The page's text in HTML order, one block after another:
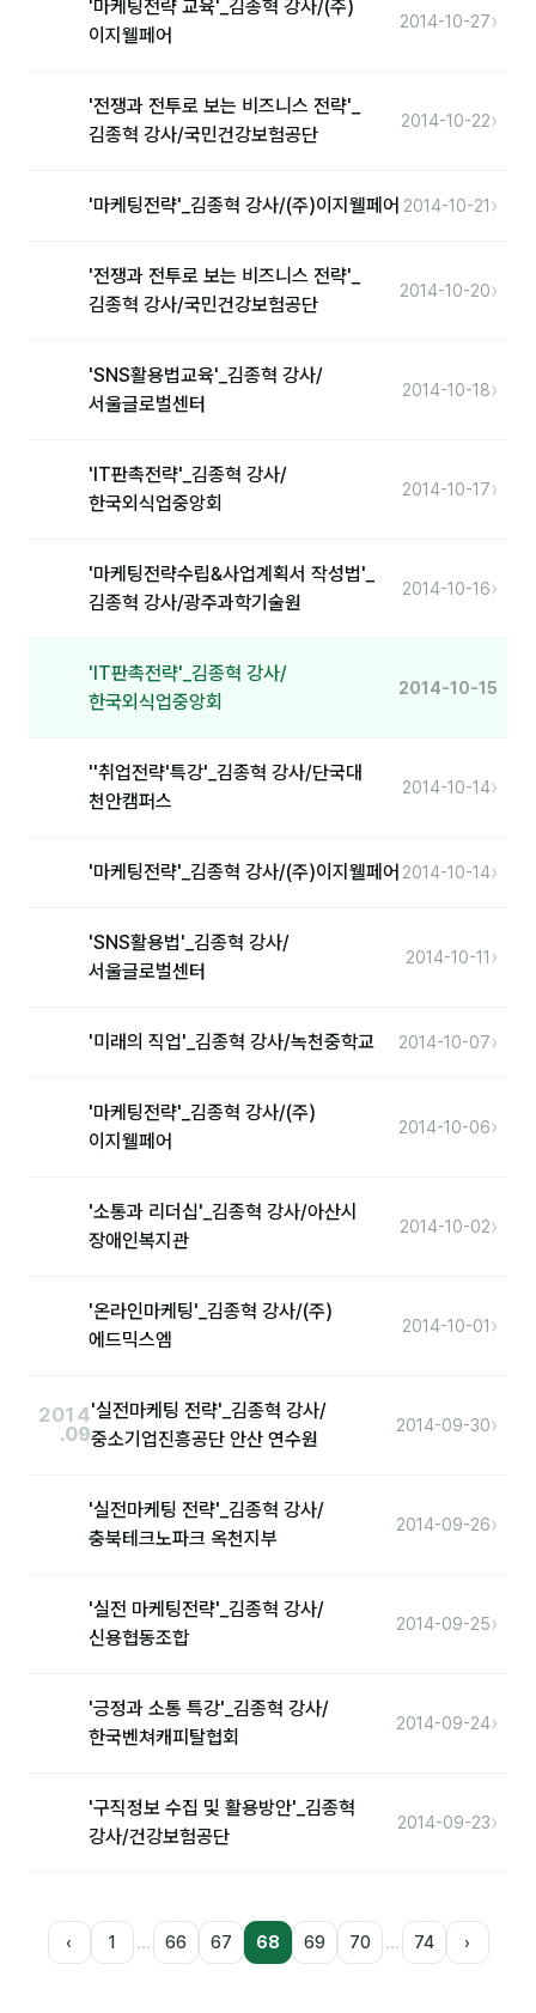
대면교육 후기
고객사 레퍼런스
미팅·보고
재무·계약
트렌드 리포트
영상자료실
등급 · 포인트
💰 교육 견적 계산기
공지사항
'마케팅전략 교육'_김종혁 강사/(주)
이지웰페어
2014-10-27›
'전쟁과 전투로 보는 비즈니스 전략'_
김종혁 강사/국민건강보험공단
2014-10-22›
'마케팅전략'_김종혁 강사/(주)이지웰페어 2014-10-21 ›
'전쟁과 전투로 보는 비즈니스 전략'_
김종혁 강사/국민건강보험공단
2014-10-20›
'SNS활용법교육'_김종혁 강사/
서울글로벌센터
2014-10-18›
'IT판촉전략'_김종혁 강사/
한국외식업중앙회
2014-10-17›
'마케팅전략수립&사업계획서 작성법'_
김종혁 강사/광주과학기술원
2014-10-16›
'IT판촉전략'_김종혁 강사/
한국외식업중앙회
2014-10-15
''취업전략'특강'_김종혁 강사/단국대
천안캠퍼스
2014-10-14›
'마케팅전략'_김종혁 강사/(주)이지웰페어 2014-10-14›
'SNS활용법'_김종혁 강사/
서울글로벌센터
2014-10-11 ›
'미래의 직업'_김종혁 강사/녹천중학교 2014-10-07›
'마케팅전략'_김종혁 강사/(주)
이지웰페어
2014-10-06›
'소통과 리더십'_김종혁 강사/아산시
장애인복지관
2014-10-02›
'온라인마케팅'_김종혁 강사/(주)
에드믹스엠
2014-10-01 ›
2014
.09
'실전마케팅 전략'_김종혁 강사/
중소기업진흥공단 안산 연수원
2014-09-30›
'실전마케팅 전략'_김종혁 강사/
충북테크노파크 옥천지부
2014-09-26›
'실전 마케팅전략'_김종혁 강사/
신용협동조합
2014-09-25›
'긍정과 소통 특강'_김종혁 강사/
한국벤쳐캐피탈협회
2014-09-24›
'구직정보 수집 및 활용방안'_김종혁
강사/건강보험공단
2014-09-23›
‹ 1 … 66 67 68 69 70 … 74 ›